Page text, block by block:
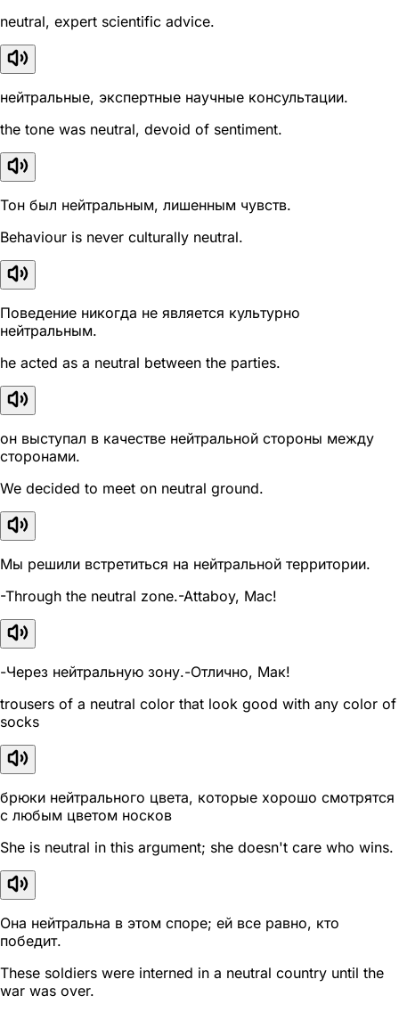
neutral, expert scientific advice.
нейтральные, экспертные научные консультации.
the tone was neutral, devoid of sentiment.
Тон был нейтральным, лишенным чувств.
Behaviour is never culturally neutral.
Поведение никогда не является культурно
нейтральным.
he acted as a neutral between the parties.
он выступал в качестве нейтральной стороны между
сторонами.
We decided to meet on neutral ground.
Мы решили встретиться на нейтральной территории.
-Through the neutral zone.-Attaboy, Mac!
-Через нейтральную зону.-Отлично, Мак!
trousers of a neutral color that look good with any color of
socks
брюки нейтрального цвета, которые хорошо смотрятся
с любым цветом носков
She is neutral in this argument; she doesn't care who wins.
Она нейтральна в этом споре; ей все равно, кто
победит.
These soldiers were interned in a neutral country until the
war was over.